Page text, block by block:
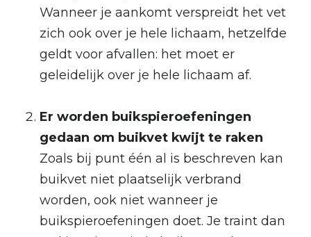
Wanneer je aankomt verspreidt het vet
zich ook over je hele lichaam, hetzelfde
geldt voor afvallen: het moet er
geleidelijk over je hele lichaam af.
Er worden buikspieroefeningen
gedaan om buikvet kwijt te raken
Zoals bij punt één al is beschreven kan
buikvet niet plaatselijk verbrand
worden, ook niet wanneer je
buikspieroefeningen doet. Je traint dan